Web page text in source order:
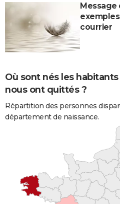
Message
courrier
Où sont nés les
nous ont quittés ?
Répartition des personnes
département de naissance.